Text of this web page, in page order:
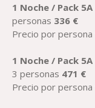
1 Noche / Pack 5A
personas 336 €
Precio por persona
1 Noche / Pack 5A
3 personas 471 €
Precio por persona